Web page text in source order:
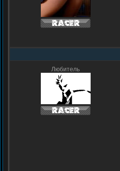
Любитель